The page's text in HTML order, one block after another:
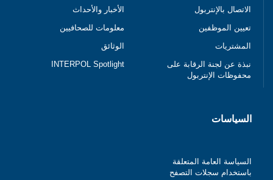
الاتصال بالإنتربول
تعيين الموظفين
المشتريات
نبذة عن لجنة الرقابة على
محفوظات الإنتربول
الأخبار والأحداث
معلومات للصحافيين
الوثائق
INTERPOL Spotlight
السياسات
السياسة العامة المتعلقة
باستخدام سجلات التصفح